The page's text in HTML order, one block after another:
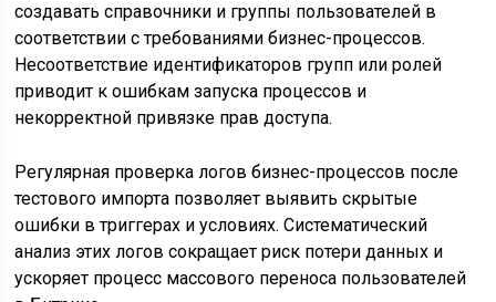
создавать справочники и группы пользователей в
соответствии с требованиями бизнес-процессов.
Несоответствие идентификаторов групп или ролей
приводит к ошибкам запуска процессов и
некорректной привязке прав доступа.
Регулярная проверка логов бизнес-процессов после
тестового импорта позволяет выявить скрытые
ошибки в триггерах и условиях. Систематический
анализ этих логов сокращает риск потери данных и
ускоряет процесс массового переноса пользователей